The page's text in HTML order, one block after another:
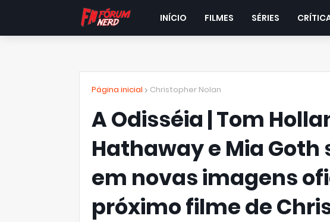
INÍCIO FILMES SÉRIES
Página inicial Christopher Nolan
A Odisséia | Tom
Hathaway e Mia
em novas imagens
próximo filme de